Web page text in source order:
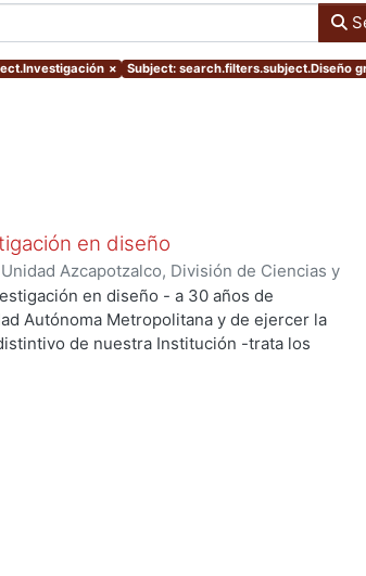
× Subject: search.filters.subject.Diseño
en diseño
Azcapotzalco, División de Ciencias y
del Diseño en el Tiempo
Herrera, Elías Antonio;Meléndez Crespo,
Maruja;Terrazas, Oscar;Herrera G.
en diseño - a 30 años de
Autónoma Metropolitana y de ejercer la
de nuestra Institución -trata los